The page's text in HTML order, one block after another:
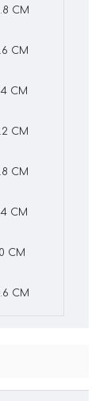
CM
CM
CM
CM
CM
CM
CM
CM